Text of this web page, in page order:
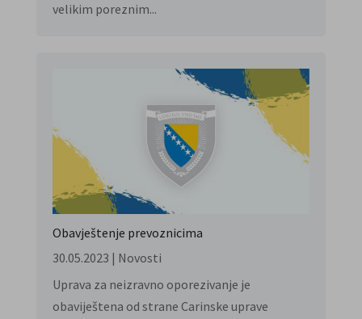
velikim poreznim...
Obavještenje prevoznicima
30.05.2023 | Novosti
Uprava za neizravno oporezivanje je
obaviještena od strane Carinske uprave